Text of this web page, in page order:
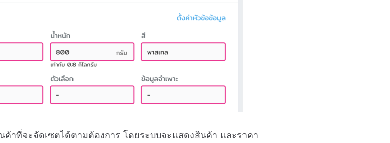
ค้าที่จะจัดเซตได้ตามต้องการ โดยระบบจะแสดงสินค้า และราคา